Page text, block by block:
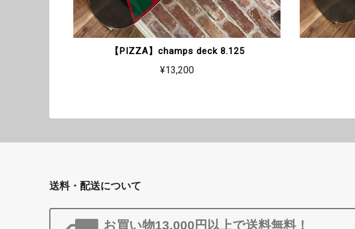
【PIZZA】champs deck 8.125
¥13,200
送料・配送について
お買い物13,000円以上で送料無料！